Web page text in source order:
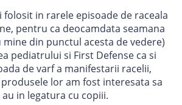
in rarele episoade de raceala
pentru ca deocamdata seamana
mine din punctul acesta de vedere)
pediatrului si First Defense ca si
de varf a manifestarii racelii,
lor am fost interesata sa
in legatura cu copiii.